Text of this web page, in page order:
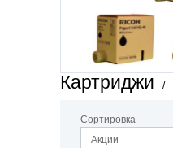
Картриджи /
Сортировка
Акции